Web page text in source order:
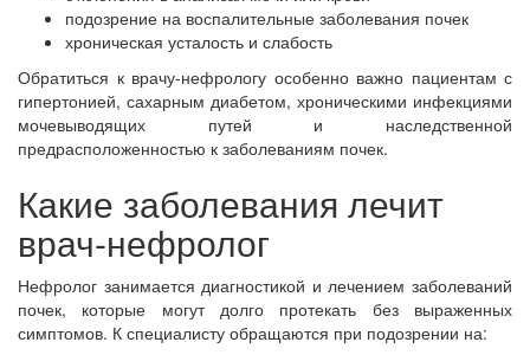
подозрение на воспалительные заболевания почек
хроническая усталость и слабость
Обратиться к врачу-нефрологу особенно важно пациентам с
гипертонией, сахарным диабетом, хроническими инфекциями
мочевыводящих путей и наследственной
предрасположенностью к заболеваниям почек.
Какие заболевания лечит
врач-нефролог
Нефролог занимается диагностикой и лечением заболеваний
почек, которые могут долго протекать без выраженных
симптомов. К специалисту обращаются при подозрении на: